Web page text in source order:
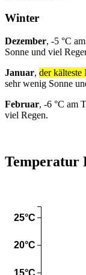
Winter
Dezember, -5 °C
Sonne und viel
Januar, der kälteste
sehr wenig Sonne
Februar, -6 °C am
viel Regen.
Temperatur